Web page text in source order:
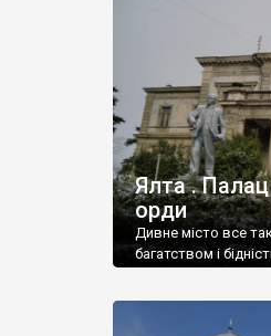
Ялта .
орди
Дивне місто все
багатством і